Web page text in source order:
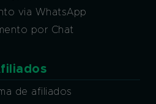
via WhatsApp
por Chat
de afiliados